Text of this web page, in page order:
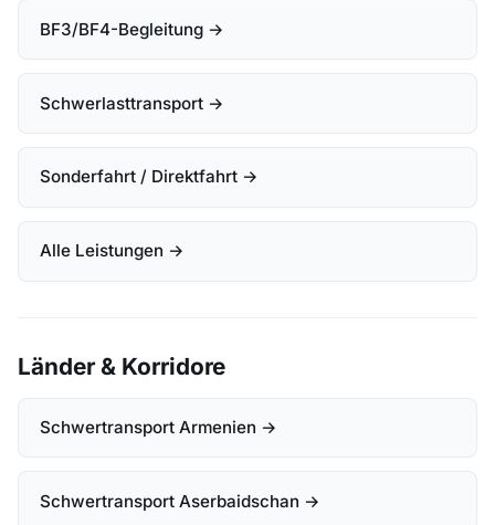
BF3/BF4-Begleitung →
Schwerlasttransport →
Sonderfahrt / Direktfahrt →
Alle Leistungen →
Länder & Korridore
Schwertransport Armenien →
Schwertransport Aserbaidschan →